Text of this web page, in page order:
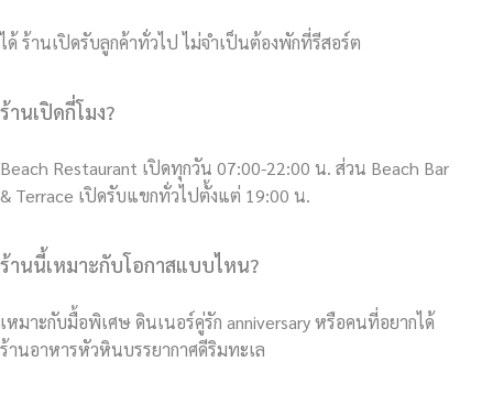
ได้ ร้านเปิดรับลูกค้าทั่วไป ไม่จำเป็นต้องพักที่รีสอร์ต
ร้านเปิดกี่โมง?
Beach Restaurant เปิดทุกวัน 07:00-22:00 น. ส่วน Beach Bar
& Terrace เปิดรับแขกทั่วไปตั้งแต่ 19:00 น.
ร้านนี้เหมาะกับโอกาสแบบไหน?
เหมาะกับมื้อพิเศษ ดินเนอร์คู่รัก anniversary หรือคนที่อยากได้
ร้านอาหารหัวหินบรรยากาศดีริมทะเล